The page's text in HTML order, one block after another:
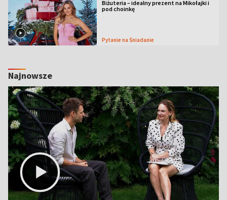
Biżuteria – idealny prezent na Mikołajki i
pod choinkę
Pytanie na Śniadanie
Najnowsze